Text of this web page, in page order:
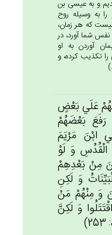
و به عيسى بن
به وسيله روح
كه هر زمان،
شما آورد، در
آوردن به او
تكذيب كرده، و
عَلَي‌ بَعْض‌ٍ
رَفَع‌َ بَعْضَهُم‌ْ
ابْن‌َ مَرْيَم‌َ
الْقُدُس‌ِ وَ لَوْ
مِنْ‌ بَعْدِهِمْ‌
وَ لَكِنِ‌
وَ مِنْهُمْ‌ مَنْ‌
وَ لَكِنَّ‌